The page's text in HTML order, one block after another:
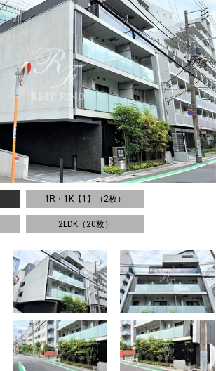
1R・1K【1】（2枚）
2LDK（20枚）